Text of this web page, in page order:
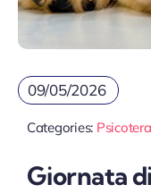
09/05/2026
Categories:
Giornata